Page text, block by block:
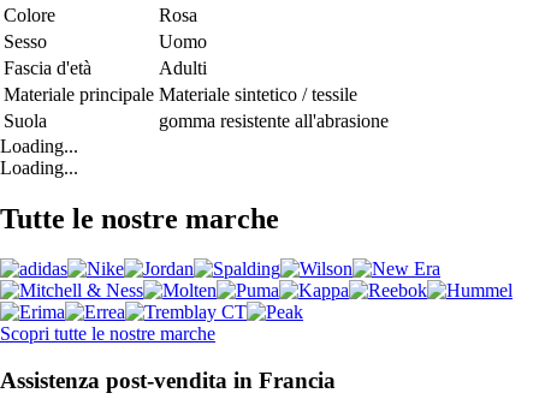
Colore
Rosa
Sesso
Uomo
Fascia d'età
Adulti
Materiale principale Materiale sintetico / tessile
Suola
gomma resistente all'abrasione
Loading...
Loading...
Tutte le nostre marche
Scopri tutte le nostre marche
Assistenza post-vendita in Francia